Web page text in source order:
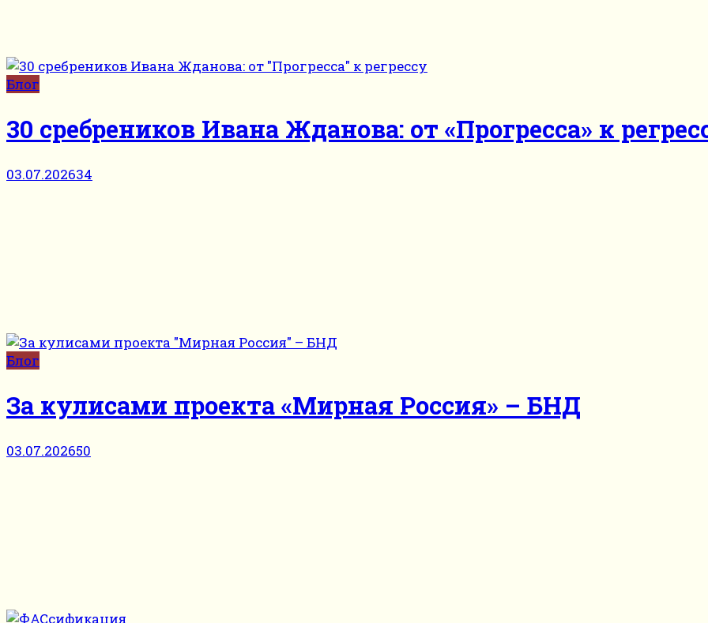
Блог
30 сребреников Ивана Жданова: от «Прогресса» к
03.07.202634
Блог
За кулисами проекта «Мирная Россия» – БНД
03.07.202650